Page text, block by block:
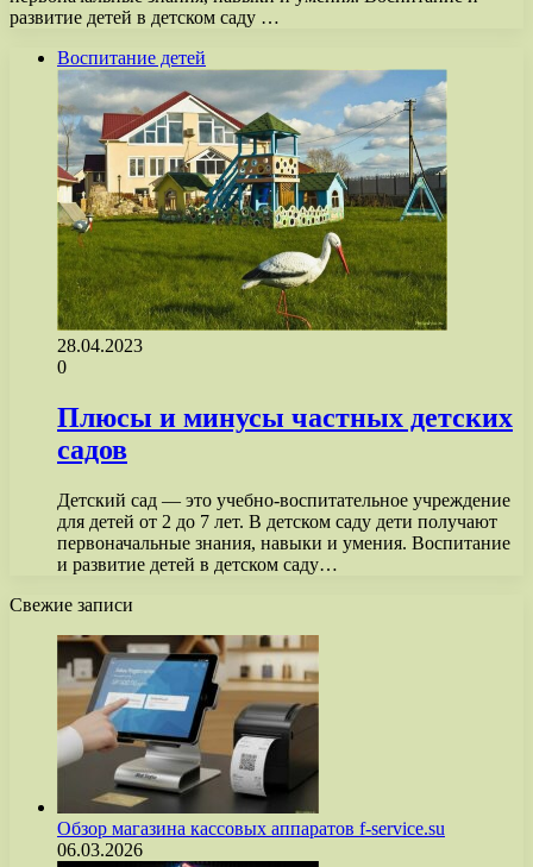
развитие детей в детском саду …
Воспитание детей
28.04.2023
0
Плюсы и минусы частных детских
садов
Детский сад — это учебно-воспитательное учреждение
для детей от 2 до 7 лет. В детском саду дети получают
первоначальные знания, навыки и умения. Воспитание
и развитие детей в детском саду…
Свежие записи
Обзор магазина кассовых аппаратов f-service.su
06.03.2026